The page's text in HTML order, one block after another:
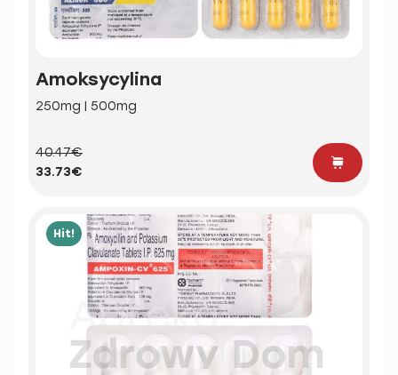
Amoksycylina
250mg | 500mg
40.47€
33.73€
Hit!